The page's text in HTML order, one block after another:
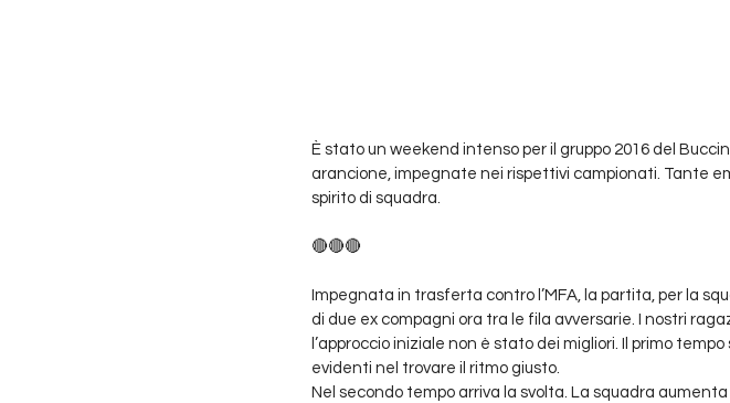
È stato un weekend intenso per il gruppo 2016 del
arancione, impegnate nei rispettivi campionati. Tante
spirito di squadra.
🔴🔴🔴
Impegnata in trasferta contro l’MFA, la partita, per la
di due ex compagni ora tra le fila avversarie. I nostri
l’approccio iniziale non è stato dei migliori. Il primo
evidenti nel trovare il ritmo giusto.
Nel secondo tempo arriva la svolta. La squadra